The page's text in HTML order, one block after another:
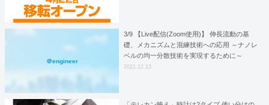
＠engineer
3/9 【Live配信(Zoom使用)】 伸長流動の基
礎、メカニズムと混練技術への応用 ～ナノレ
ベルの均一分散技術を実現するために～
2021.12.13